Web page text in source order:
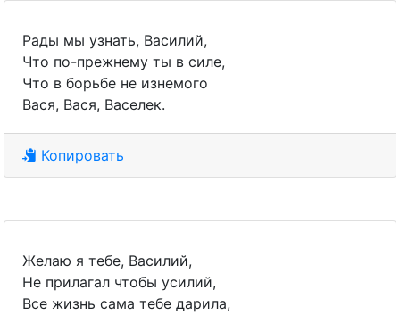
Рады мы узнать, Василий,
Что по-прежнему ты в силе,
Что в борьбе не изнемого
Вася, Вася, Васелек.
Копировать
Желаю я тебе, Василий,
Не прилагал чтобы усилий,
Все жизнь сама тебе дарила,